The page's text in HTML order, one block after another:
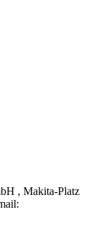
, Makita-Platz